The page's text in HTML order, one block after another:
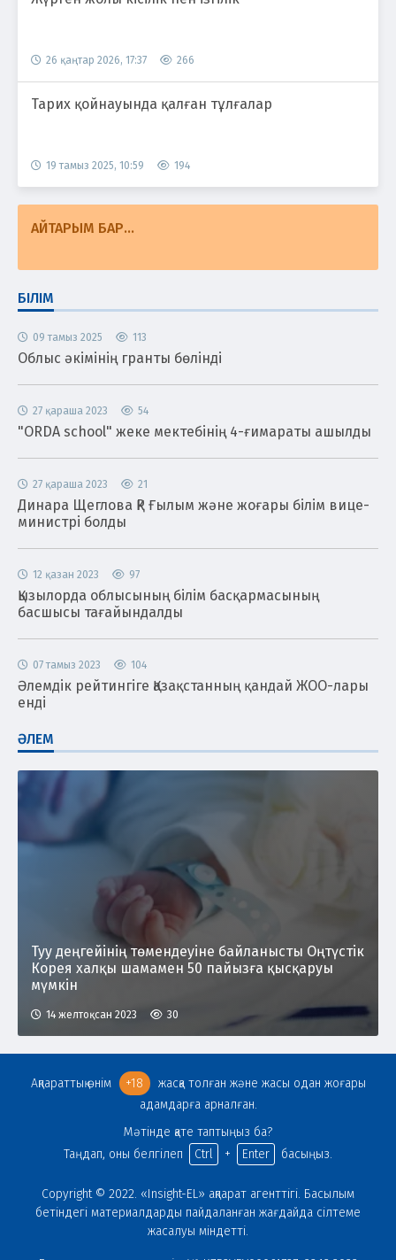
26 қаңтар 2026, 17:37 266
Тарих қойнауында қалған тұлғалар
19 тамыз 2025, 10:59 194
АЙТАРЫМ БАР...
БІЛІМ
09 тамыз 2025 113
Облыс әкімінің гранты бөлінді
27 қараша 2023 54
"ORDA school" жеке мектебінің 4-ғимараты ашылды
27 қараша 2023 21
Динара Щеглова ҚР Ғылым және жоғары білім вице-
министрі болды
12 қазан 2023 97
Қызылорда облысының білім басқармасының
басшысы тағайындалды
07 тамыз 2023 104
Әлемдік рейтингіге Қазақстанның қандай ЖОО-лары
енді
ӘЛЕМ
Туу деңгейінің төмендеуіне байланысты Оңтүстік
Корея халқы шамамен 50 пайызға қысқаруы
мүмкін
14 желтоқсан 2023 30
Copyright © 2022. «Insight-EL» ақпарат агенттігі. Басылым
бетіндегі материалдарды пайдаланған жағдайда сілтеме
жасалуы міндетті.
Ақпараттық өнім +18
жасқа толған және жасы одан жоғары
адамдарға арналған.
Мәтінде қате таптыңыз ба?
Таңдап, оны белгілеп
Ctrl + Enter басыңыз.